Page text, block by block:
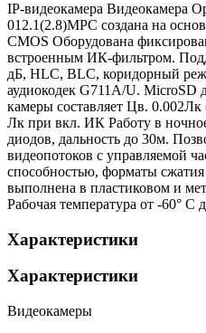
IP-видеокамера Видеокамера
012.1(2.8)MPC создана на
CMOS Оборудована
встроенным ИК-фильтром.
дБ, HLC, BLC, коридорный
аудиокодек G711A/U. MicroSD
камеры составляет Цв.
Лк при вкл. ИК Работу в
диодов, дальность до 30м.
видеопотоков с управляемой
способностью, форматы
выполнена в пластиковом и
Рабочая температура от -60° С
Характеристики
Характеристики
Видеокамеры